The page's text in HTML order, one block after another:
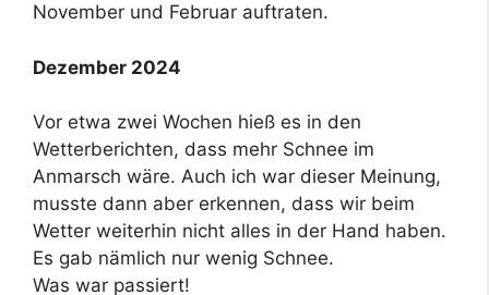
November und Februar auftraten.
Dezember 2024
Vor etwa zwei Wochen hieß es in den
Wetterberichten, dass mehr Schnee im
Anmarsch wäre. Auch ich war dieser Meinung,
musste dann aber erkennen, dass wir beim
Wetter weiterhin nicht alles in der Hand haben.
Es gab nämlich nur wenig Schnee.
Was war passiert!